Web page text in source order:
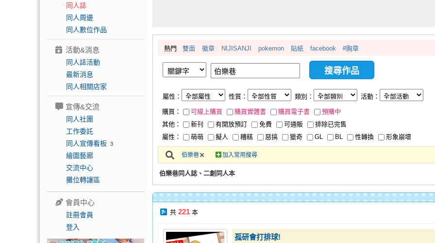
同人誌
同人周邊
同人數位作品
活動&消息
同人誌活動
最新消息
同人相關店家
宣傳&交流
同人社團
工作委託
同人宣傳看板 3
繪圖藝廊
交流中心
攤位轉讓區
會員中心
註冊會員
登入
熱門 雙面 徽章 NIJISANJI pokemon 貼紙 facebook #胸章
屬性： 性質： 類別： 活動：
購買： 可線上購買 購買實體書 購買電子書
預購中
其他：
新刊 有開放預訂 免費 可通販
排除已完售
屬性：
萌萌 擬人 糟糕 惡搞 獵奇 GL BL 性轉換 形象崩壞
伯樂巷 加入常用搜尋
伯樂巷同人誌、二創同人本
共 221 本
孤研會打排球!